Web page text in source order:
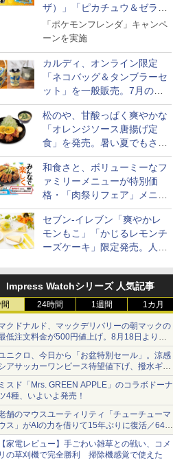
ザ）」「ピカチュウ＆ゼラオ
ラ」のフレンダピックがもら
える！
「ポケモンフレンダ」キャンペ
ーンを実施
カルディ、オンライン限定
「ネコバッグ＆タンブラーセ
ット」を一般販売。7月の抽
選販売の当選無効分
松のや、甘酸っぱく爽やかな
「オレンジソース唐揚げ定
食」を発売。暑い夏でもさっ
ぱり！
和食さと、ボリューミーなフ
ァミリーメニューが特別価
格・「肉祭りフェア」メニュ
ーがテイクアウトに登場
セブン-イレブン「爽やかレ
モンもこ」「かじるレモンチ
ーズケーキ」限定発売。人気
が登場
Impress Watchシリーズ 人気記事
24時間 1週間 1カ月
クドナルド、マックデリバリーの朝マックの
低注文料金が500円値上げ。8月18日より
円から受付
ニクロ、今日から「お盆特別セール」。涼感
アサッカーワンピース待望値下げ、撥水ギア
ョーツは1990円に
スド「Mrs. GREEN APPLE」のコラボドーナ
4種、いよいよ発売！
舗のマウスユーティリティ「チューチューマ
ス」がAIの力を借りて15年ぶりに復活／64bit
、Windows 10/11、「Chrome」も走り回
。復活記念で2026年末まで500円
家電レビュー】手ごわい雑草との戦い、コメ
の草刈機で完全勝利 掃除機感覚で使えた